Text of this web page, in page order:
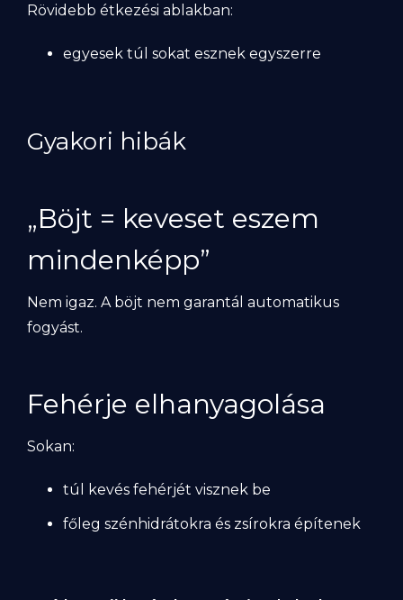
Rövidebb étkezési ablakban:
egyesek túl sokat esznek egyszerre
Gyakori hibák
„Böjt = keveset eszem
mindenképp”
Nem igaz. A böjt nem garantál automatikus
fogyást.
Fehérje elhanyagolása
Sokan:
túl kevés fehérjét visznek be
főleg szénhidrátokra és zsírokra építenek